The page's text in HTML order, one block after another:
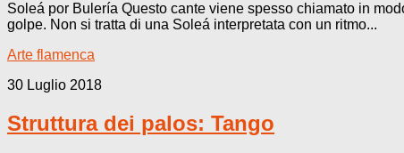
Soleá por Bulería Questo cante viene spesso chiamato in
golpe. Non si tratta di una Soleá interpretata con un ritmo...
Arte flamenca
30 Luglio 2018
Struttura dei palos: Tango